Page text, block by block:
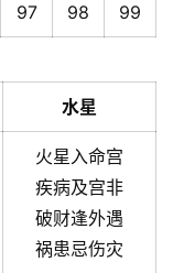
97 98 99
水星
火星入命宫
疾病及宫非
破财逢外遇
祸患忌伤灾